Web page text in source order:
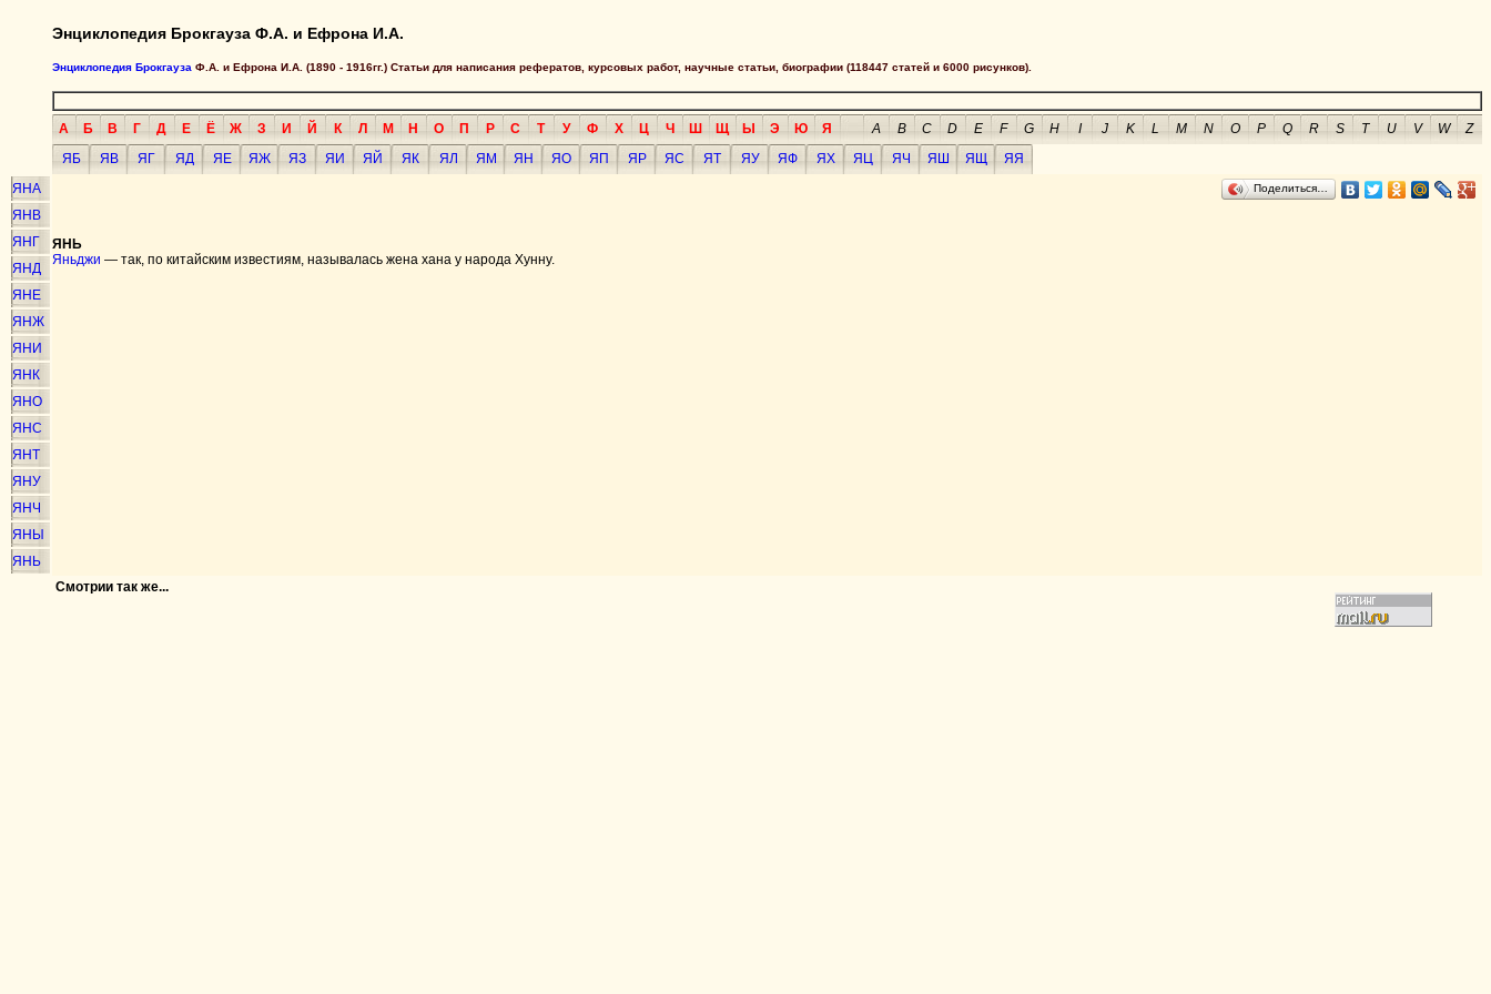
Энциклопедия Брокгауза Ф.А. и Ефрона И.А.
Энциклопедия Брокгауза Ф.А. и Ефрона И.А. (1890 - 1916гг.) Статьи для написания рефератов, курсовых работ, научные статьи, биографии (118447 статей и 6000 рисунков).
А Б В Г Д Е Ё Ж З И Й К Л М Н О П Р С Т У Ф Х Ц Ч Ш Щ Ы Э Ю Я A B C D E F G H I J K L M N O P Q R S T U V W
Z
ЯБ
ЯВ ЯГ ЯД ЯЕ ЯЖ ЯЗ ЯИ ЯЙ ЯК ЯЛ ЯМ ЯН ЯО ЯП ЯР ЯС ЯТ ЯУ ЯФ ЯХ ЯЦ ЯЧ ЯШ ЯЩ
ЯЯ
ЯНА
ЯНВ
ЯНГ
ЯНД
ЯНЕ
ЯНЖ
ЯНИ
ЯНК
ЯНО
ЯНС
ЯНТ
ЯНУ
ЯНЧ
ЯНЫ
ЯНЬ
Поделиться…
ЯНЬ
Яньджи — так, по китайским известиям, называлась жена хана у народа Хунну.
Смотрии так же...